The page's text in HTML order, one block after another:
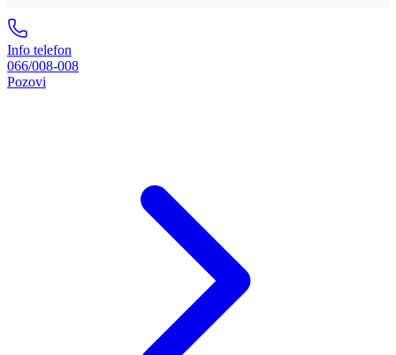
Info telefon
066/008-008
Pozovi